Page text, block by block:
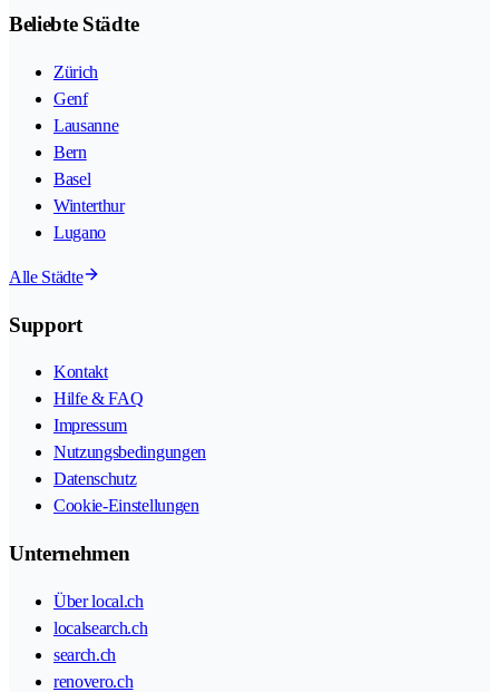
Beliebte Städte
Zürich
Genf
Lausanne
Bern
Basel
Winterthur
Lugano
Alle Städte
Support
Kontakt
Hilfe & FAQ
Impressum
Nutzungsbedingungen
Datenschutz
Cookie-Einstellungen
Unternehmen
Über local.ch
localsearch.ch
search.ch
renovero.ch